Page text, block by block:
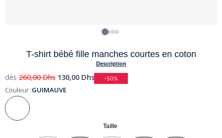
T-shirt bébé fille manches courtes en coton
Description
dès 260,00Dhs 130,00 Dhs -50%
Couleur :GUIMAUVE
Taille